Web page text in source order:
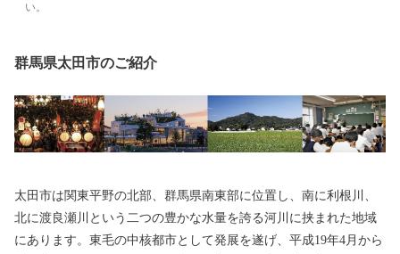
い。
群馬県太田市のご紹介
太田市は関東平野の北部、群馬県南東部に位置し、南に利根川、
北に渡良瀬川という二つの豊かな水量を誇る河川に挟まれた地域
にあります。東毛の中核都市として発展を遂げ、平成19年4月から